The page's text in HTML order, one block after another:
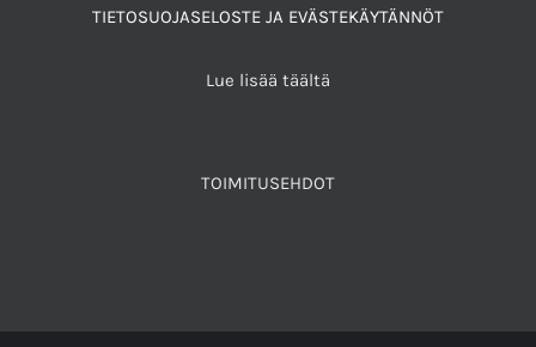
TIETOSUOJASELOSTE JA EVÄSTEKÄYTÄNNÖT
Lue lisää täältä
TOIMITUSEHDOT